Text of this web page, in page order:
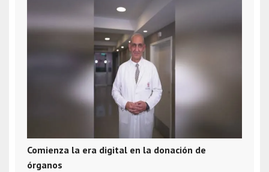
Comienza la era digital en la donación de
órganos